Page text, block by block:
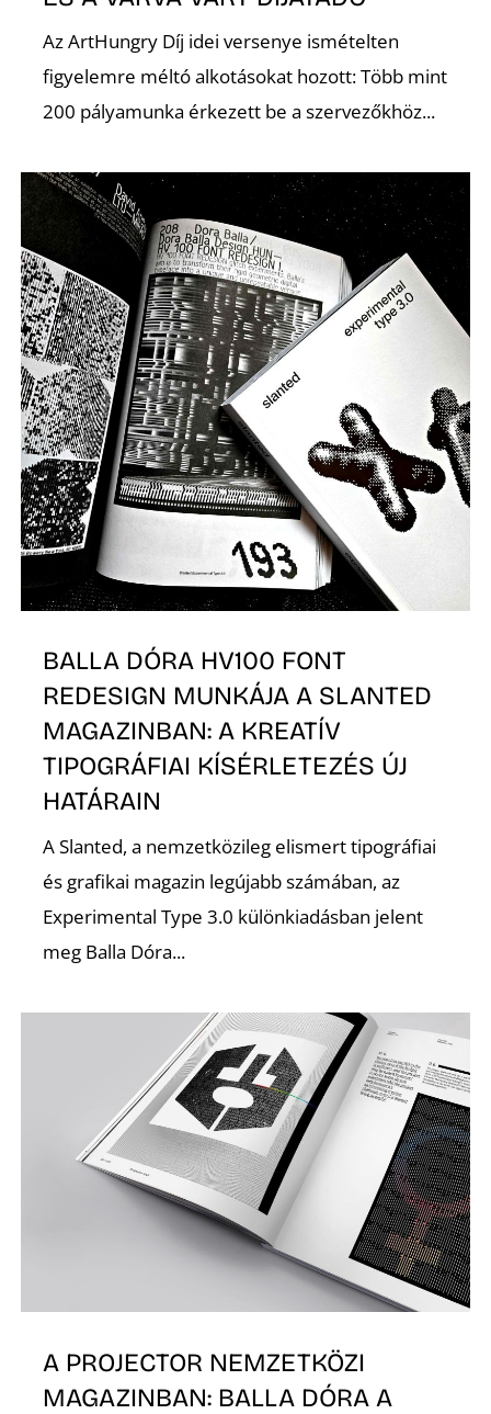
Az ArtHungry Díj idei versenye ismételten
figyelemre méltó alkotásokat hozott: Több mint
200 pályamunka érkezett be a szervezőkhöz...
BALLA DÓRA HV100 FONT
REDESIGN MUNKÁJA A SLANTED
MAGAZINBAN: A KREATÍV
TIPOGRÁFIAI KÍSÉRLETEZÉS ÚJ
HATÁRAIN
A Slanted, a nemzetközileg elismert tipográfiai
és grafikai magazin legújabb számában, az
Experimental Type 3.0 különkiadásban jelent
meg Balla Dóra...
A PROJECTOR NEMZETKÖZI
MAGAZINBAN: BALLA DÓRA A